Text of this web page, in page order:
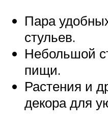
Пара
стульев.
Небольшой
пищи.
Растения и
декора для